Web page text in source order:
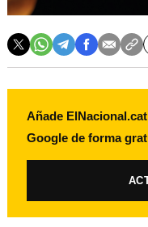
Añade
Google de forma